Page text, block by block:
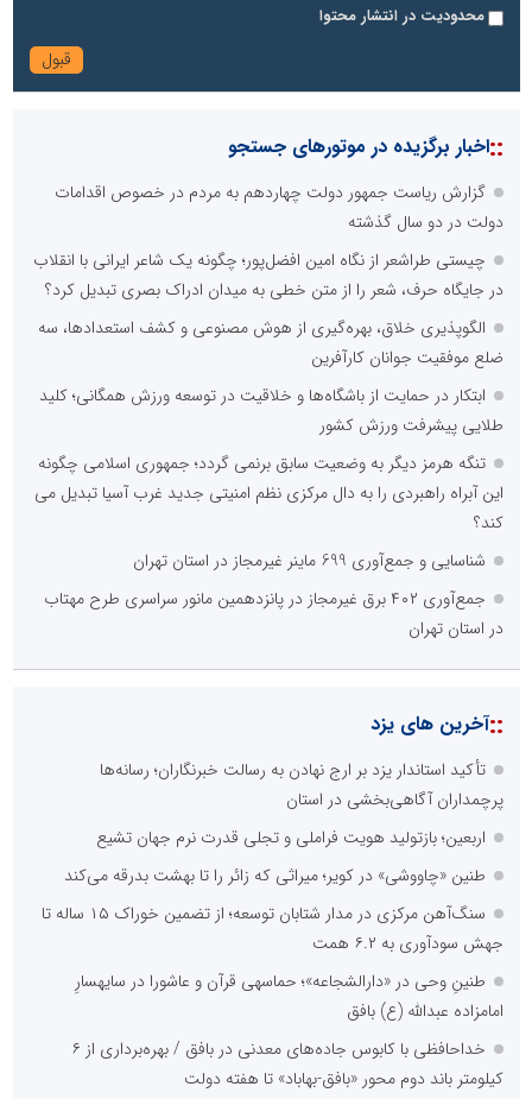
محدودیت در انتشار محتوا
::اخبار برگزیده در موتورهای جستجو
گزارش ریاست جمهور دولت چهاردهم به مردم در خصوص اقدامات
دولت در دو سال گذشته
چیستی طراشعر از نگاه امین افضل‌پور؛ چگونه یک شاعر ایرانی با انقلاب
در جایگاه حرف، شعر را از متن خطی به میدان ادراک بصری تبدیل کرد؟
الگوپذیری خلاق، بهره‌گیری از هوش مصنوعی و کشف استعدادها، سه
ضلع موفقیت جوانان کارآفرین
ابتکار در حمایت از باشگاه‌ها و خلاقیت در توسعه ورزش همگانی؛ کلید
طلایی پیشرفت ورزش کشور
تنگه هرمز دیگر به وضعیت سابق برنمی گردد؛ جمهوری اسلامی چگونه
این آبراه راهبردی را به دال مرکزی نظم امنیتی جدید غرب آسیا تبدیل می
کند؟
شناسایی و جمع‌آوری 699 ماینر غیرمجاز در استان تهران
جمع‌آوری ۴۰۲ برق غیرمجاز در پانزدهمین مانور سراسری طرح مهتاب
در استان تهران
::آخرین های یزد
تأکید استاندار یزد بر ارج نهادن به رسالت خبرنگاران؛ رسانه‌ها
پرچمداران آگاهی‌بخشی در استان
اربعین؛ بازتولید هویت فراملی و تجلی قدرت نرم جهان تشیع
طنین «چاووشی» در کویر؛ میراثی که زائر را تا بهشت بدرقه می‌کند
سنگ‌آهن مرکزی در مدار شتابان توسعه؛ از تضمین خوراک ۱۵ ساله تا
جهش سودآوری به ۶.۲ همت
طنینِ وحی در «دارالشجاعه»؛ حماسهی قرآن و عاشورا در سایهسارِ
امامزاده عبدالله (ع) بافق
خداحافظی با کابوس جاده‌های معدنی در بافق / بهره‌برداری از ۶
کیلومتر باند دوم محور «بافق-بهاباد» تا هفته دولت